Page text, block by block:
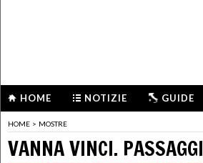
HOME NOTIZIE GUIDE
HOME > MOSTRE
VANNA VINCI. PASSAGGI